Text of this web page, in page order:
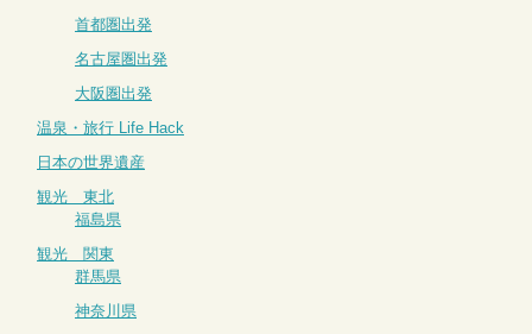
首都圏出発
名古屋圏出発
大阪圏出発
温泉・旅行 Life Hack
日本の世界遺産
観光 東北
福島県
観光 関東
群馬県
神奈川県